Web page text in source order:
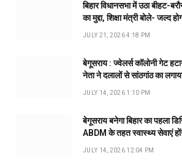
बिहार विधानसभा में उठा बीहट-
का मुद्दा, शिक्षा मंत्री बोले- जल्द
JULY 21, 2026 4:18 PM
बेगूसराय : ज्वेलर्स कॉलोनी गेट
नेता ने दलालों से सांठगांठ का
JULY 14, 2026 1:10 PM
बेगूसराय बनेगा बिहार का पहला
ABDM के तहत स्वास्थ्य सेवाएं
JULY 14, 2026 12:04 PM